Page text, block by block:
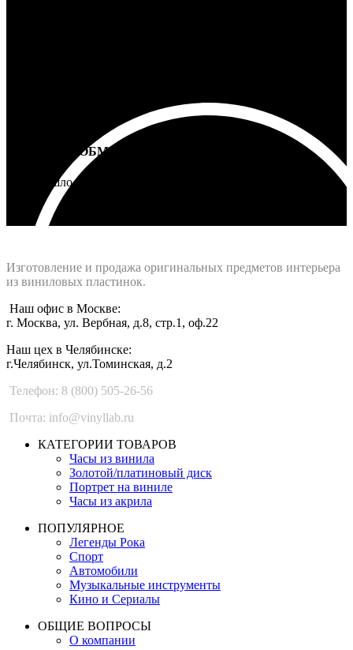
ВОЗВРАТ И ОБМЕН
Не подошло - вернем деньги
Изготовление и продажа оригинальных предметов интерьера
из виниловых пластинок.
Наш офис в Москве:
г. Москва, ул. Вербная, д.8, стр.1, оф.22
Наш цех в Челябинске:
г.Челябинск, ул.Томинская, д.2
Телефон: 8 (800) 505-26-56
Почта: info@vinyllab.ru
КАТЕГОРИИ ТОВАРОВ
Часы из винила
Золотой/платиновый диск
Портрет на виниле
Часы из акрила
ПОПУЛЯРНОЕ
Легенды Рока
Спорт
Автомобили
Музыкальные инструменты
Кино и Сериалы
ОБЩИЕ ВОПРОСЫ
О компании